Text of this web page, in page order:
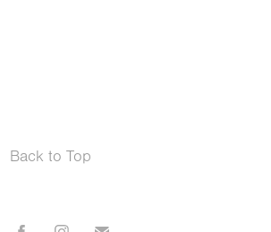
Back to Top